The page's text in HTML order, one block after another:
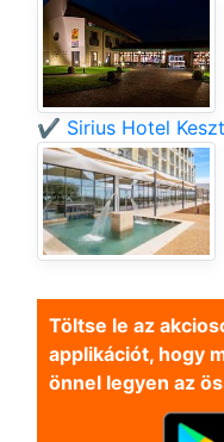
✔️ Sirius Hotel
Töltse le az
applikációt, hogy
önnel legyen az